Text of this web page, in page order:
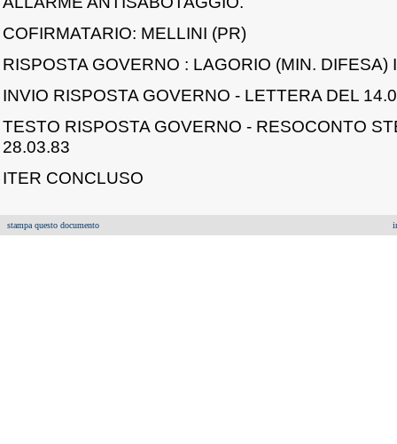
COFIRMATARIO: MELLINI (PR)
RISPOSTA GOVERNO : LAGORIO (MIN. DIFESA)
INVIO RISPOSTA GOVERNO - LETTERA DEL
TESTO RISPOSTA GOVERNO - RESOCONTO
28.03.83
ITER CONCLUSO
stampa questo documento